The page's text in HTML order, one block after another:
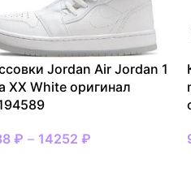
Jordan Air Jordan 1
XX White оригинал
₽ – 14252 ₽